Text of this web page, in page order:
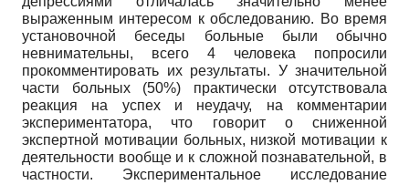
выраженным интересом к обследованию. Во время
установочной беседы больные были обычно
невнимательны, всего 4 человека попросили
прокомментировать их результаты. У значительной
части больных (50%) практически отсутствовала
реакция на успех и неудачу, на комментарии
экспериментатора, что говорит о сниженной
экспертной мотивации больных, низкой мотивации к
деятельности вообще и к сложной познавательной, в
частности. Экспериментальное исследование